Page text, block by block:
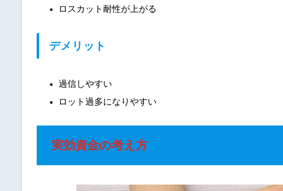
ロスカット耐性が上がる
デメリット
過信しやすい
ロット過多になりやすい
実効資金の考え方